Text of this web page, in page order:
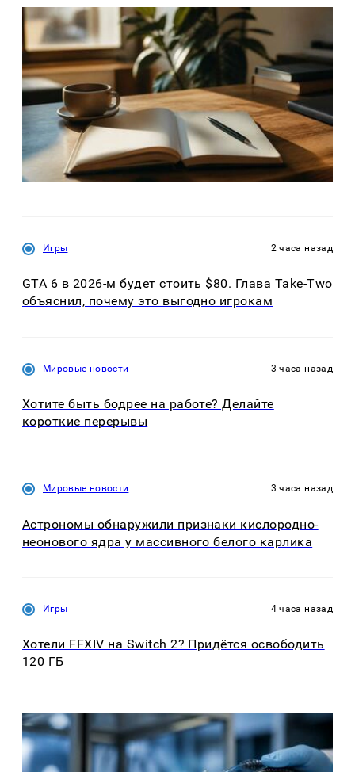
Игры 2 часа назад
GTA 6 в 2026-м будет стоить $80. Глава Take-Two
объяснил, почему это выгодно игрокам
Мировые новости 3 часа назад
Хотите быть бодрее на работе? Делайте
короткие перерывы
Мировые новости 3 часа назад
Астрономы обнаружили признаки кислородно-
неонового ядра у массивного белого карлика
Игры 4 часа назад
Хотели FFXIV на Switch 2? Придётся освободить
120 ГБ